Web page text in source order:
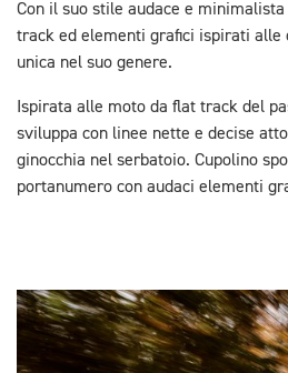
Con il suo stile audace e
track ed elementi grafici ispirati alle
unica nel suo genere.
Ispirata alle moto da flat track del
sviluppa con linee nette e decise
ginocchia nel serbatoio. Cupolino
portanumero con audaci elementi